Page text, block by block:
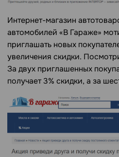
Интернет-магазин
автомобилей «В Гараже»
приглашать новых
увеличения скидки.
За двух приглашенных
получает 3% скидки, а за